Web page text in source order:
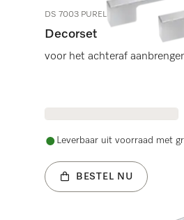
DS 7003 PURELINE
Decorset
voor het achteraf
Leverbaar uit voorraad met
BESTEL NU